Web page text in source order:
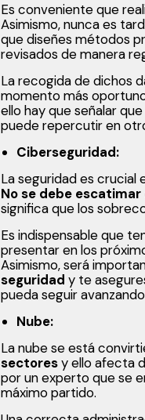
Es conveniente que
Asimismo, nunca es
que diseñes métodos
revisados de manera
La recogida de dichos
momento más
ello hay que señalar
puede repercutir en
Ciberseguridad:
La seguridad es crucial
No se debe escatimar
significa que los
Es indispensable que
presentar en los
Asimismo, será
seguridad y te
pueda seguir
Nube:
La nube se está
sectoresy ello afecta
por un experto que se
máximo partido.